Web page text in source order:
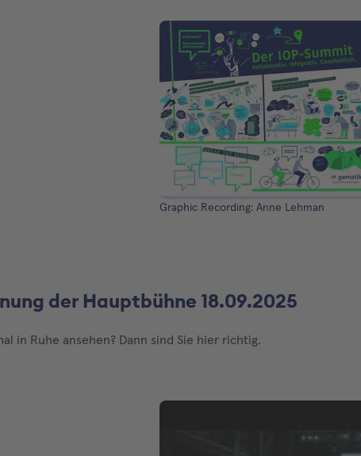
Graphic Recording: Anne Lehman
der Hauptbühne 18.09.2025
in Ruhe ansehen? Dann sind Sie hier richtig.